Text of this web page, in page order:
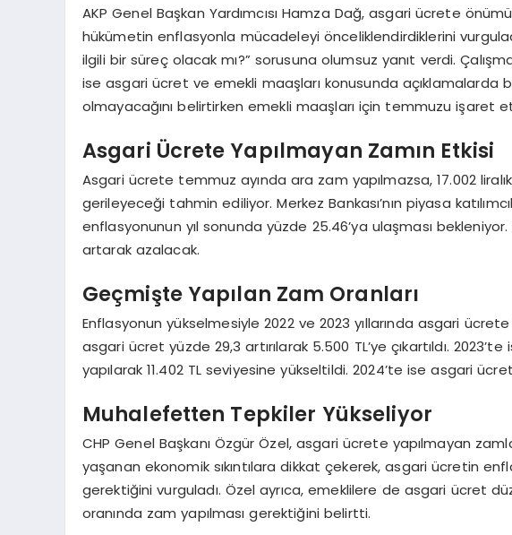
AKP Genel Başkan Yardımcısı Hamza Dağ, asgari ücrete
hükümetin enflasyonla mücadeleyi önceliklendirdiklerini
ilgili bir süreç olacak mı?” sorusuna olumsuz yanıt verdi.
ise asgari ücret ve emekli maaşları konusunda açıklamalarda
olmayacağını belirtirken emekli maaşları için temmuzu işaret
Asgari Ücrete Yapılmayan Zamın Etkisi
Asgari ücrete temmuz ayında ara zam yapılmazsa, 17.002
gerileyeceği tahmin ediliyor. Merkez Bankası’nın piyasa
enflasyonunun yıl sonunda yüzde 25.46’ya ulaşması
artarak azalacak.
Geçmişte Yapılan Zam Oranları
Enflasyonun yükselmesiyle 2022 ve 2023 yıllarında asgari
asgari ücret yüzde 29,3 artırılarak 5.500 TL’ye çıkartıldı.
yapılarak 11.402 TL seviyesine yükseltildi. 2024’te ise asgari ücret
Muhalefetten Tepkiler Yükseliyor
CHP Genel Başkanı Özgür Özel, asgari ücrete yapılmayan
yaşanan ekonomik sıkıntılara dikkat çekerek, asgari ücretin
gerektiğini vurguladı. Özel ayrıca, emeklilere de asgari ücret
oranında zam yapılması gerektiğini belirtti.